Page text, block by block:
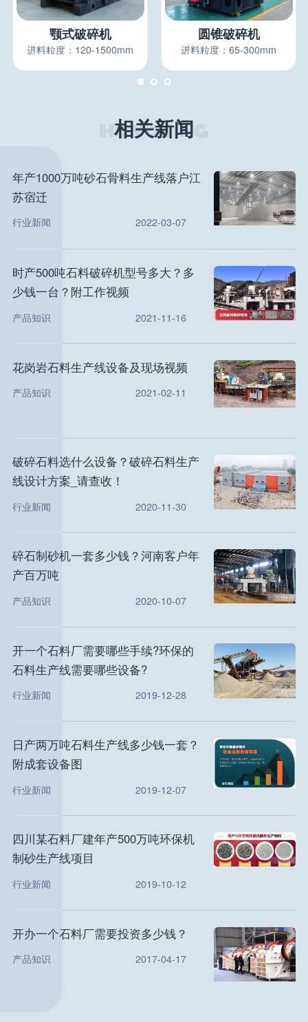
颚式破碎机
进料粒度：120-1500mm
圆锥破碎机
进料粒度：65-300mm
相关新闻
年产1000万吨砂石骨料生产线落户江
苏宿迁
行业新闻 2022-03-07
时产500吨石料破碎机型号多大？多
少钱一台？附工作视频
产品知识 2021-11-16
花岗岩石料生产线设备及现场视频
产品知识 2021-02-11
破碎石料选什么设备？破碎石料生产
线设计方案_请查收！
行业新闻 2020-11-30
碎石制砂机一套多少钱？河南客户年
产百万吨
产品知识 2020-10-07
开一个石料厂需要哪些手续?环保的
石料生产线需要哪些设备?
行业新闻 2019-12-28
日产两万吨石料生产线多少钱一套？
附成套设备图
行业新闻 2019-12-07
四川某石料厂建年产500万吨环保机
制砂生产线项目
行业新闻 2019-10-12
开办一个石料厂需要投资多少钱？
产品知识 2017-04-17